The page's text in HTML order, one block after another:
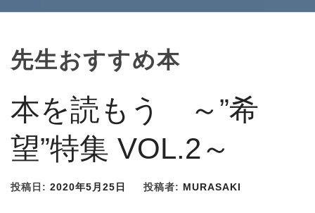
先生おすすめ本
本を読もう ～”希
望”特集 VOL.2～
投稿日: 2020年5月25日 投稿者: MURASAKI